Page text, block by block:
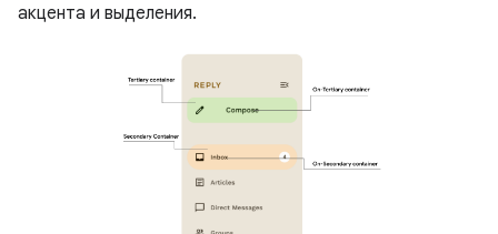
акцента и выделения.